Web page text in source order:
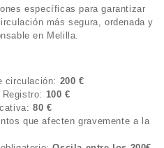
específicas para garantizar
más segura, ordenada y
en Melilla.
circulación: 200 €
100 €
80 €
que afecten gravemente a la